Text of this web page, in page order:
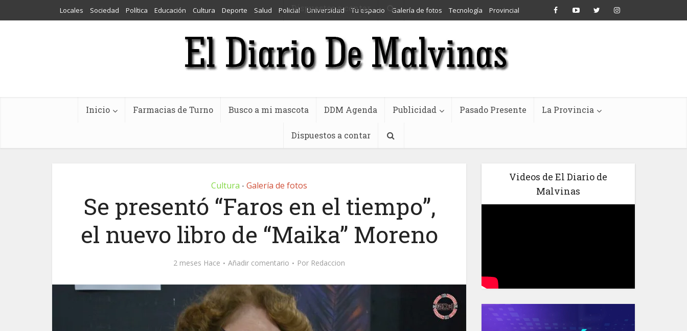
Dispuestos a contar
Locales Sociedad Política Educación Cultura Deporte Salud Policial Universidad Tu espacio Galería de fotos Tecnología Provincial
Inicio Farmacias de Turno Busco a mi mascota DDM Agenda Publicidad Pasado Presente La Provincia
Dispuestos a contar
Cultura • Galería de fotos
Se presentó “Faros en el tiempo”,
el nuevo libro de “Maika” Moreno
2 meses Hace Añadir comentario Por Redaccion
Videos de El Diario de
Malvinas